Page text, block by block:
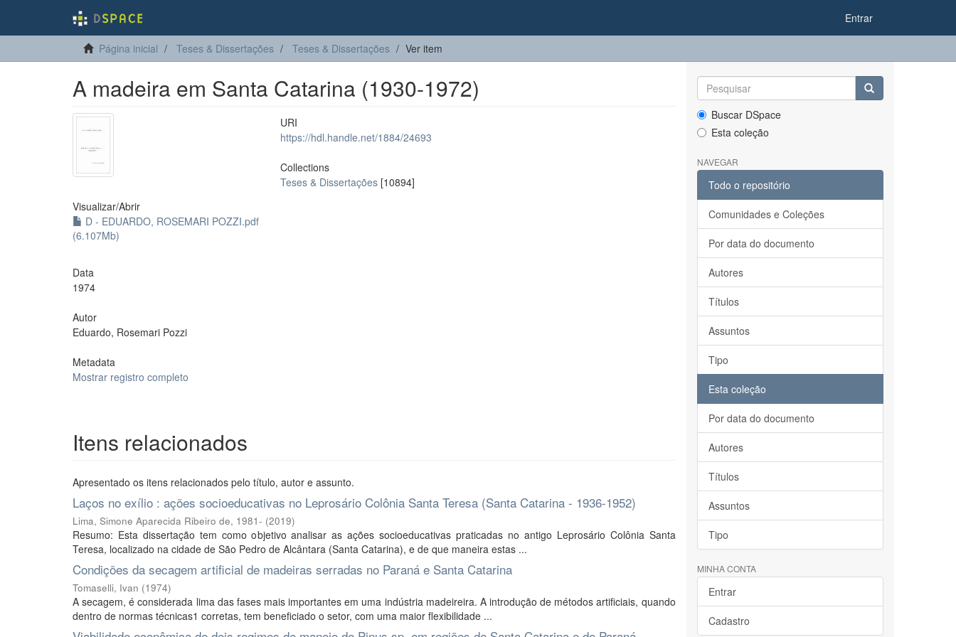
Entrar
Página inicial Teses & Dissertações Teses & Dissertações Ver item
A madeira em Santa Catarina (1930-1972)
Visualizar/Abrir
D - EDUARDO, ROSEMARI POZZI.pdf
(6.107Mb)
Data
1974
Autor
Eduardo, Rosemari Pozzi
Metadata
Mostrar registro completo
URI
https://hdl.handle.net/1884/24693
Collections
Teses & Dissertações [10894]
Itens relacionados
Apresentado os itens relacionados pelo título, autor e assunto.
Laços no exílio : ações socioeducativas no Leprosário Colônia Santa Teresa (Santa Catarina - 1936-1952)
Lima, Simone Aparecida Ribeiro de, 1981- (2019)
Resumo: Esta dissertação tem como objetivo analisar as ações socioeducativas praticadas no antigo Leprosário Colônia Santa
Teresa, localizado na cidade de São Pedro de Alcântara (Santa Catarina), e de que maneira estas ...
Condições da secagem artificial de madeiras serradas no Paraná e Santa Catarina
Tomaselli, Ivan (1974)
A secagem, é considerada lima das fases mais importantes em uma indústria madeireira. A introdução de métodos artificiais, quando
dentro de normas técnicas1 corretas, tem beneficiado o setor, com uma maior flexibilidade ...
Buscar DSpace
Esta coleção
NAVEGAR
Todo o repositório
Comunidades e Coleções
Por data do documento
Autores
Títulos
Assuntos
Tipo
Esta coleção
Por data do documento
Autores
Títulos
Assuntos
Tipo
MINHA CONTA
Entrar
Cadastro